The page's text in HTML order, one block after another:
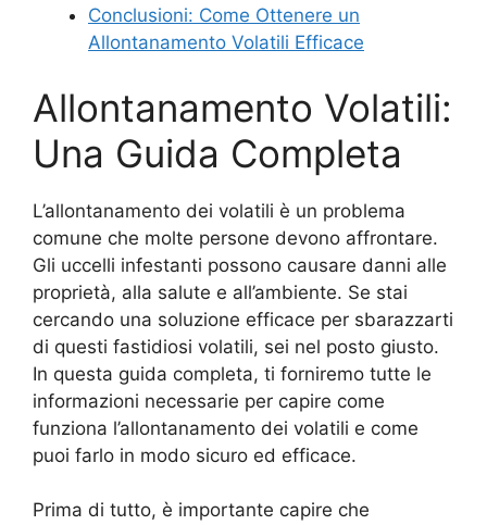
Conclusioni: Come Ottenere un
Allontanamento Volatili Efficace
Allontanamento Volatili:
Una Guida Completa
L’allontanamento dei volatili è un problema
comune che molte persone devono affrontare.
Gli uccelli infestanti possono causare danni alle
proprietà, alla salute e all’ambiente. Se stai
cercando una soluzione efficace per sbarazzarti
di questi fastidiosi volatili, sei nel posto giusto.
In questa guida completa, ti forniremo tutte le
informazioni necessarie per capire come
funziona l’allontanamento dei volatili e come
puoi farlo in modo sicuro ed efficace.
Prima di tutto, è importante capire che